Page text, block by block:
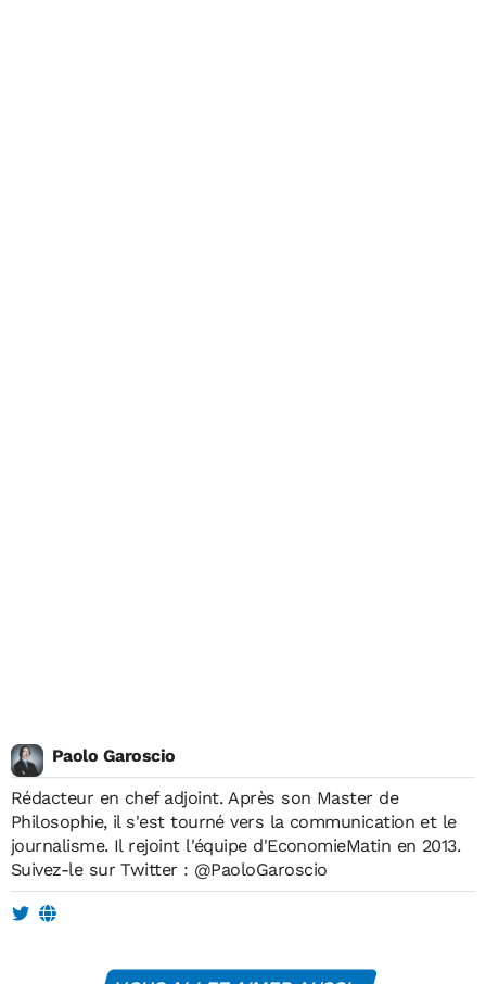
Paolo Garoscio
Rédacteur en chef adjoint. Après son Master de
Philosophie, il s'est tourné vers la communication et le
journalisme. Il rejoint l'équipe d'EconomieMatin en 2013.
Suivez-le sur Twitter : @PaoloGaroscio